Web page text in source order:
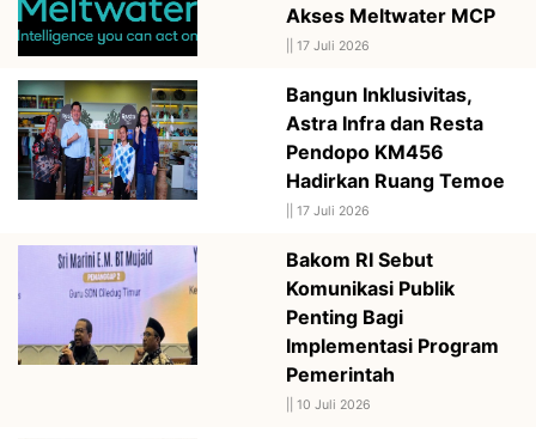
Akses Meltwater MCP
17 Juli 2026
Bangun Inklusivitas,
Astra Infra dan Resta
Pendopo KM456
Hadirkan Ruang Temoe
17 Juli 2026
Bakom RI Sebut
Komunikasi Publik
Penting Bagi
Implementasi Program
Pemerintah
10 Juli 2026